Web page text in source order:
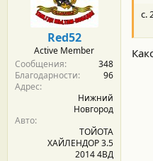
Red52
Active Member
Сообщения
348
Благодарности
96
Адрес
Нижний
Новгород
Авто
ТОЙОТА
ХАЙЛЕНДОР 3.5
2014 4ВД
с.